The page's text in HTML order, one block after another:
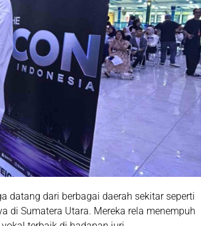
datang dari berbagai daerah sekitar seperti
di Sumatera Utara. Mereka rela menempuh